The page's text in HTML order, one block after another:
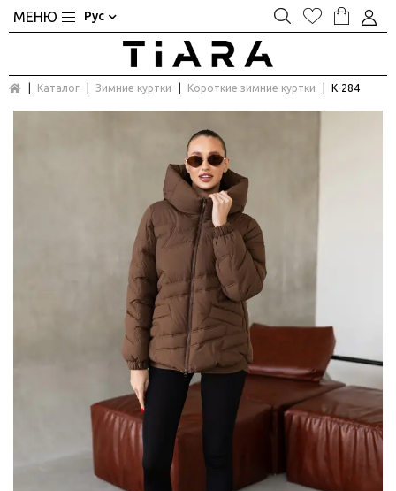
Рус
Каталог Зимние куртки Короткие зимние куртки К-284